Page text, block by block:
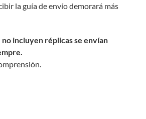
la guía de envío demorará más
no incluyen réplicas se envían